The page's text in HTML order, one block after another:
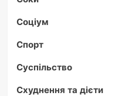
Соціум
Спорт
Суспільство
Схуднення та дієти